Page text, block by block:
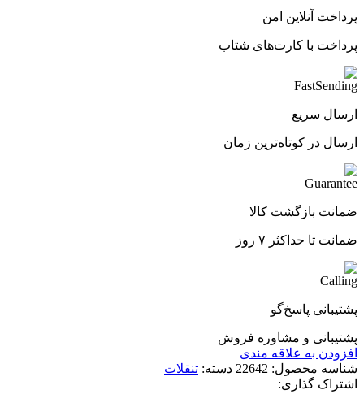
پرداخت آنلاین امن
پرداخت با کارت‌های شتاب
ارسال سریع
ارسال در کوتاه‌ترین زمان
ضمانت بازگشت کالا
ضمانت تا حداکثر ۷ روز
پشتیبانی پاسخ‌گو
پشتیبانی و مشاوره فروش
افزودن به علاقه مندی
شناسه محصول: 22642 دسته: تنقلات
اشتراک گذاری: